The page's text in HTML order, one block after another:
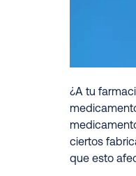
¿A tu
ciertos
que esto